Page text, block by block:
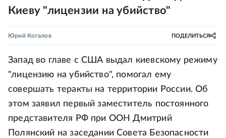
Киеву "лицензии на убийство"
Юрий Когалов ПОДЕЛИТЬСЯ
Запад во главе с США выдал киевскому режиму
"лицензию на убийство", помогал ему
совершать теракты на территории России. Об
этом заявил первый заместитель постоянного
представителя РФ при ООН Дмитрий
Полянский на заседании Совета Безопасности